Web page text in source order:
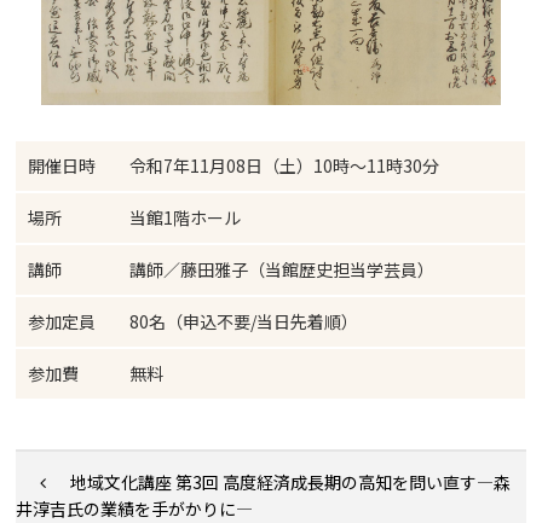
開催日時 令和7年11月08日（土）10時～11時30分
場所 当館1階ホール
講師 講師／藤田雅子（当館歴史担当学芸員）
参加定員 80名（申込不要/当日先着順）
参加費 無料
地域文化講座 第3回 高度経済成長期の高知を問い直す―森
井淳吉氏の業績を手がかりに―